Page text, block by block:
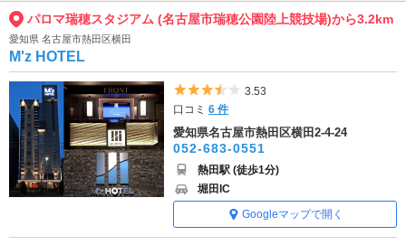
パロマ瑞穂スタジアム (名古屋市瑞穂公園陸上競技場)から3.2km
愛知県 名古屋市熱田区横田
M'z HOTEL
5つ星のうち3.5
3.53
口コミ6 件
愛知県名古屋市熱田区横田2-4-24
052-683-0551
熱田駅 (徒歩1分)
堀田IC
Googleマップで開く